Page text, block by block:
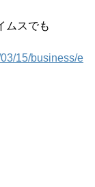
ムスでも
15/business/e